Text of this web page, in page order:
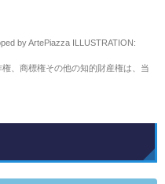
by ArtePiazza ILLUSTRATION:
、商標権その他の知的財産権は、当